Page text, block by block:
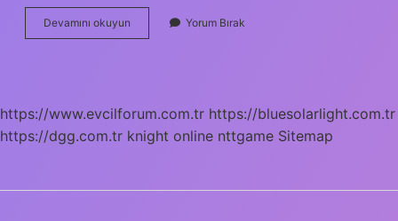
Devamını okuyun
Işınları
Yorum Bırak
https://www.evcilforum.com.tr https://bluesolarlight.com.tr
https://dgg.com.tr knight online nttgame Sitemap